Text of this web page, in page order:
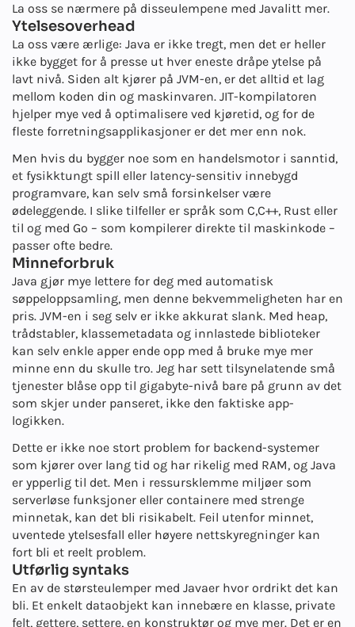
La oss se nærmere på disseulempene med Javalitt mer.
Ytelsesoverhead
La oss være ærlige: Java er ikke tregt, men det er heller
ikke bygget for å presse ut hver eneste dråpe ytelse på
lavt nivå. Siden alt kjører på JVM-en, er det alltid et lag
mellom koden din og maskinvaren. JIT-kompilatoren
hjelper mye ved å optimalisere ved kjøretid, og for de
fleste forretningsapplikasjoner er det mer enn nok.
Men hvis du bygger noe som en handelsmotor i sanntid,
et fysikktungt spill eller latency-sensitiv innebygd
programvare, kan selv små forsinkelser være
ødeleggende. I slike tilfeller er språk som C,C++, Rust eller
til og med Go – som kompilerer direkte til maskinkode –
passer ofte bedre.
Minneforbruk
Java gjør mye lettere for deg med automatisk
søppeloppsamling, men denne bekvemmeligheten har en
pris. JVM-en i seg selv er ikke akkurat slank. Med heap,
trådstabler, klassemetadata og innlastede biblioteker
kan selv enkle apper ende opp med å bruke mye mer
minne enn du skulle tro. Jeg har sett tilsynelatende små
tjenester blåse opp til gigabyte-nivå bare på grunn av det
som skjer under panseret, ikke den faktiske app-
logikken.
Dette er ikke noe stort problem for backend-systemer
som kjører over lang tid og har rikelig med RAM, og Java
er ypperlig til det. Men i ressursklemme miljøer som
serverløse funksjoner eller containere med strenge
minnetak, kan det bli risikabelt. Feil utenfor minnet,
uventede ytelsesfall eller høyere nettskyregninger kan
fort bli et reelt problem.
Utførlig syntaks
En av de størsteulemper med Javaer hvor ordrikt det kan
bli. Et enkelt dataobjekt kan innebære en klasse, private
felt, gettere, settere, en konstruktør og mye mer. Det er en